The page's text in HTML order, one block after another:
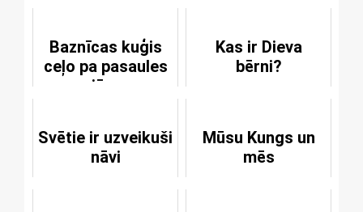
Baznīcas kuģis
ceļo pa pasaules
jūru
Kas ir Dieva
bērni?
Svētie ir uzveikuši
nāvi
Mūsu Kungs un
mēs